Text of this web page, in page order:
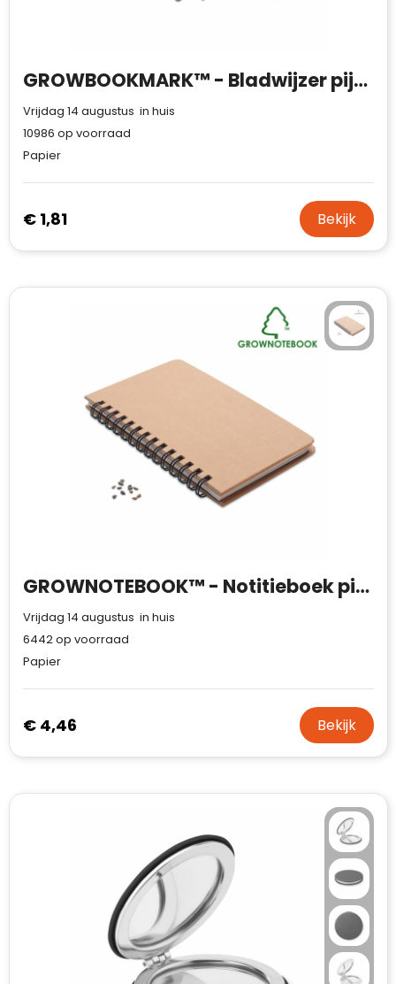
GolfOriginals
James Harvest
Kingcap
Mepal
Moleskine
MyKit
Waterman
GROWBOOKMARK™ - Bladwijzer pijnboomzaad
Vrijdag 14 augustus in huis
10986 op voorraad
Papier
€ 1,81 Bekijk
GROWNOTEBOOK™ - Notitieboek pijnboomzaad
Vrijdag 14 augustus in huis
6442op voorraad
Papier
€ 4,46 Bekijk